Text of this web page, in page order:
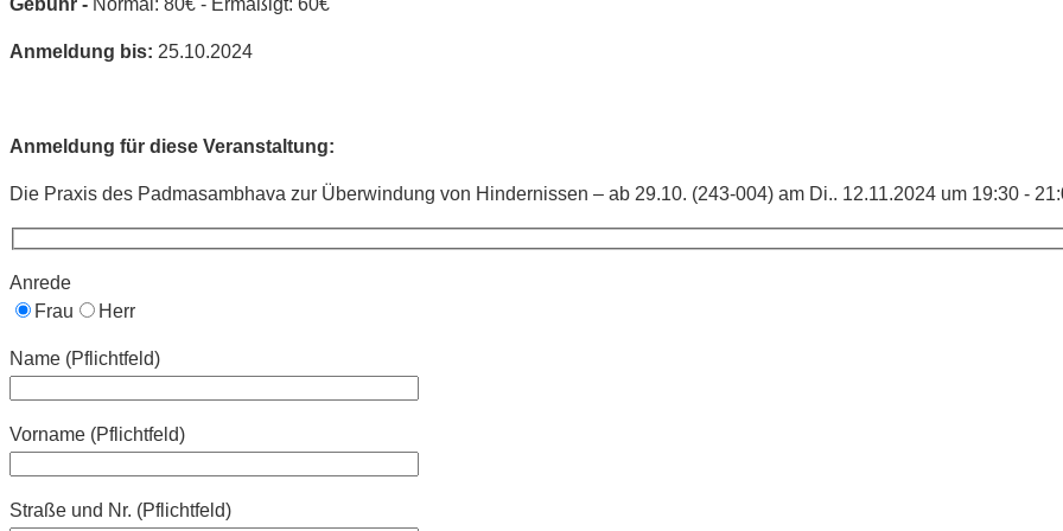
Anmeldung bis: 25.10.2024
Anmeldung für diese Veranstaltung:
Die Praxis des Padmasambhava zur Überwindung von Hindernissen – ab 29.10. (243-004) am Di.. 12.11.2024 um 19:30 -
Anrede
Frau
Herr
Name (Pflichtfeld)
Vorname (Pflichtfeld)
Straße und Nr. (Pflichtfeld)